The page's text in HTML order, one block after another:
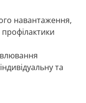
навантаження,
та